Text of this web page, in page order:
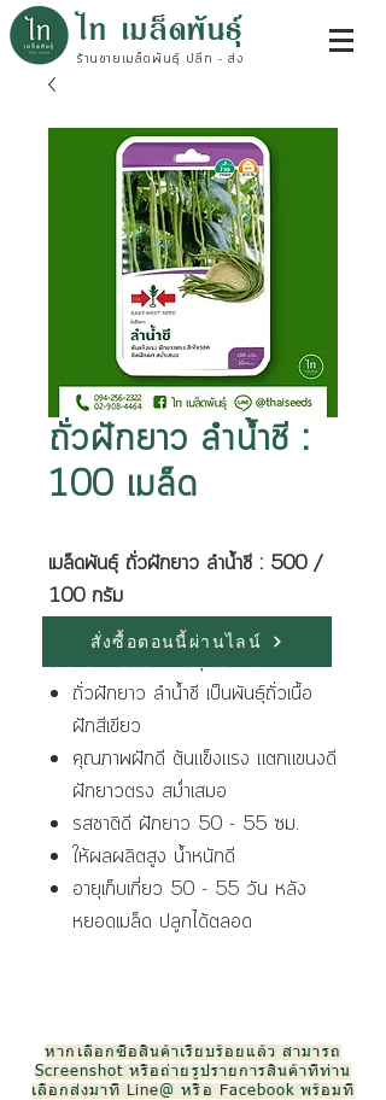
ไท เมล็ดพันธุ์
ร้านขายเมล็ดพันธุ์ ปลีก - ส่ง
ถั่วฝักยาว ลำน้ำชี :
100 เมล็ด
เมล็ดพันธุ์ ถั่วฝักยาว ลำน้ำชี : 500 /
100 กรัม
ลักษณะเด่นของพันธุ์ มีดีงนี้
ถั่วฝักยาว ลำน้ำชี เป็นพันธ์ุถั่วเนื้อ
ฝักสีเขียว
คุณภาพฝักดี ต้นแข็งแรง แตกแขนงดี
ฝักยาวตรง สม่ำเสมอ
รสชาติดี ฝักยาว 50 - 55 ซม.
ให้ผลผลิตสูง น้ำหนักดี
อายุเก็บเกี่ยว 50 - 55 วัน หลัง
หยอดเมล็ด ปลูกได้ตลอด
สั่งซื้อตอนนี้ผ่านไลน์
หากเลือกซื้อสินค้าเรียบร้อยแล้ว สามารถ
Screenshot หรือถ่ายรูปรายการสินค้าที่ท่าน
เลือกส่งมาที่ Line@ หรือ Facebook พร้อมที่